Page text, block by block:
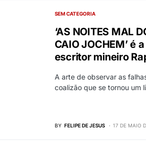
SEM CATEGORIA
‘AS NOITES MAL
CAIO JOCHEM’ é
escritor mineiro
A arte de observar as
coalizão que se tornou um
BY FELIPE DE JESUS 17 DE MAIO